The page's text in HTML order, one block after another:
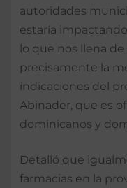
autoridades
estaría
lo que nos llena
precisamente la
indicaciones del
Abinader, que es
dominicanos y
Detalló que
farmacias en la